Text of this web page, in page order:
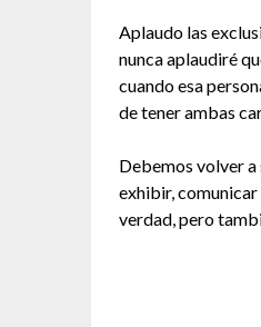
Aplaudo las
nunca aplaudiré
cuando esa
de tener ambas
Debemos volver a
exhibir, comunicar
verdad, pero